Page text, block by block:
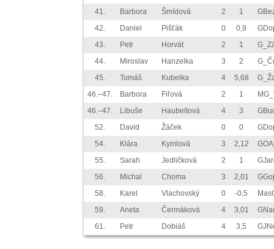
41.
Barbora Šmídová 2 1
42.
Daniel Pišťák 0 0,9
43.
Petr Horvát 2 1
44.
Miroslav Hanzelka 3 2
45.
Tomáš Kubelka 4 5,68
46.–47.
Barbora Fiľová 2 1
46.–47.
Libuše Haubeltová 4 3
52.
David Žáček 0 0
54.
Klára Kymlová 3 2,12
55.
Sarah Jedličková 2 1
56.
Michal Choma 3 2,01
58.
Karel Vlachovský 0 -0,5
59.
Aneta Čermáková 4 3,01
61.
Petr Dobiáš 4 3,5